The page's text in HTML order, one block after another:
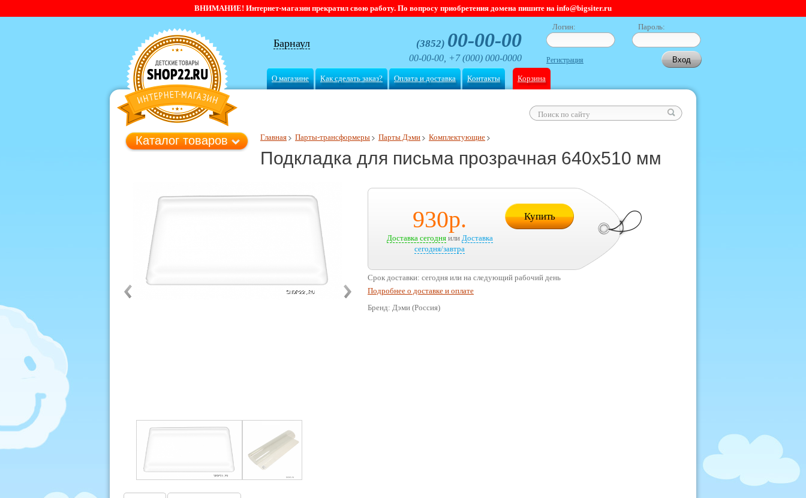
ВНИМАНИЕ! Интернет-магазин прекратил свою работу. По вопросу приобретения домена пишите на info@bigsiter.ru
Барнаул (3852) 00-00-00
00-00-00, +7 (000) 000-0000
Логин: Пароль:
Регистрация
О магазине Как сделать заказ? Оплата и доставка Контакты Корзина
Главная Парты-трансформеры Парты Дэми Комплектующие
Подкладка для письма прозрачная 640х510 мм
Каталог товаров
930р.
Доставка сегодняили Доставка
сегодня/завтра
Купить
Срок доставки: сегодня или на следующий рабочий день
Подробнее о доставке и оплате
Бренд: Дэми (Россия)